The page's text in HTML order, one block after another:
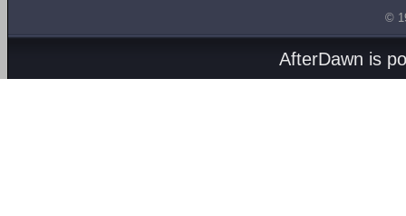
©
AfterDawn is